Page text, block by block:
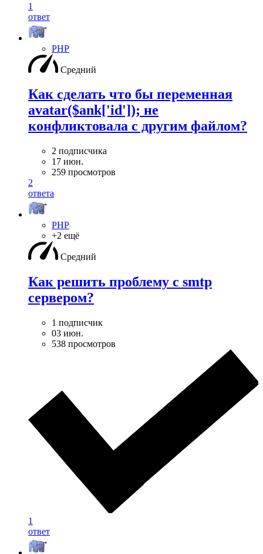
1
ответ
PHP
Средний
Как сделать что бы переменная
avatar($ank['id']); не
конфликтовала с другим файлом?
2 подписчика
17 июн.
259 просмотров
2
ответа
PHP
+2 ещё
Средний
Как решить проблему с smtp
сервером?
1 подписчик
03 июн.
538 просмотров
1
ответ